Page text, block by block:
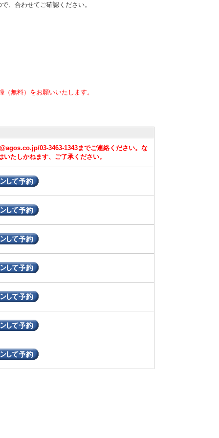
、合わせてご確認ください。
無料）をお願いいたします。
03-3463-1343までご連絡ください。な
たしかねます、ご了承ください。